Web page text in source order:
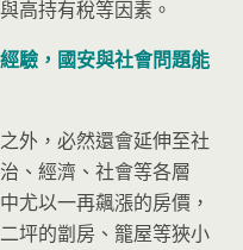
高持有稅等因素。
驗，國安與社會問題能
外，必然還會延伸至社
、經濟、社會等各層
尤以一再飆漲的房價，
坪的劏房、籠屋等狹小